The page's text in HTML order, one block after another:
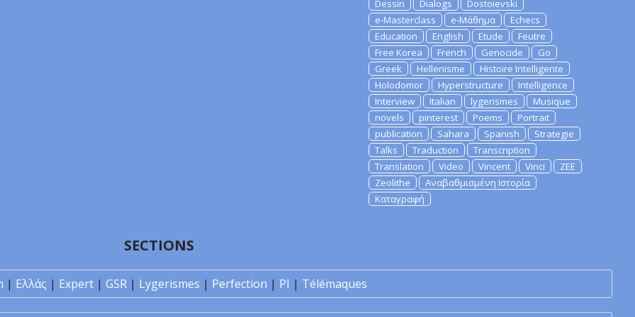
Dessin
Dialogs
Dostoievski
e-Masterclass
e-Μάθημα
Echecs
Education
English Etude
Feutre
Free Korea
French Genocide
Go
Greek
Hellenisme
Histoire Intelligente
Holodomor
Hyperstructure
Intelligence
Interview
Italian lygerismes
Musique
novels
pinterest Poems
Portrait
publication
Sahara Spanish
Strategie
Talks
Traduction
Transcription
Translation
Video Vincent Vinci
ZEE
Zeolithe
Αναβαθμισμένη Ιστορία
Καταγραφή
SECTIONS
| Ελλάς | Expert | GSR | Lygerismes | Perfection | PI | Télémaques